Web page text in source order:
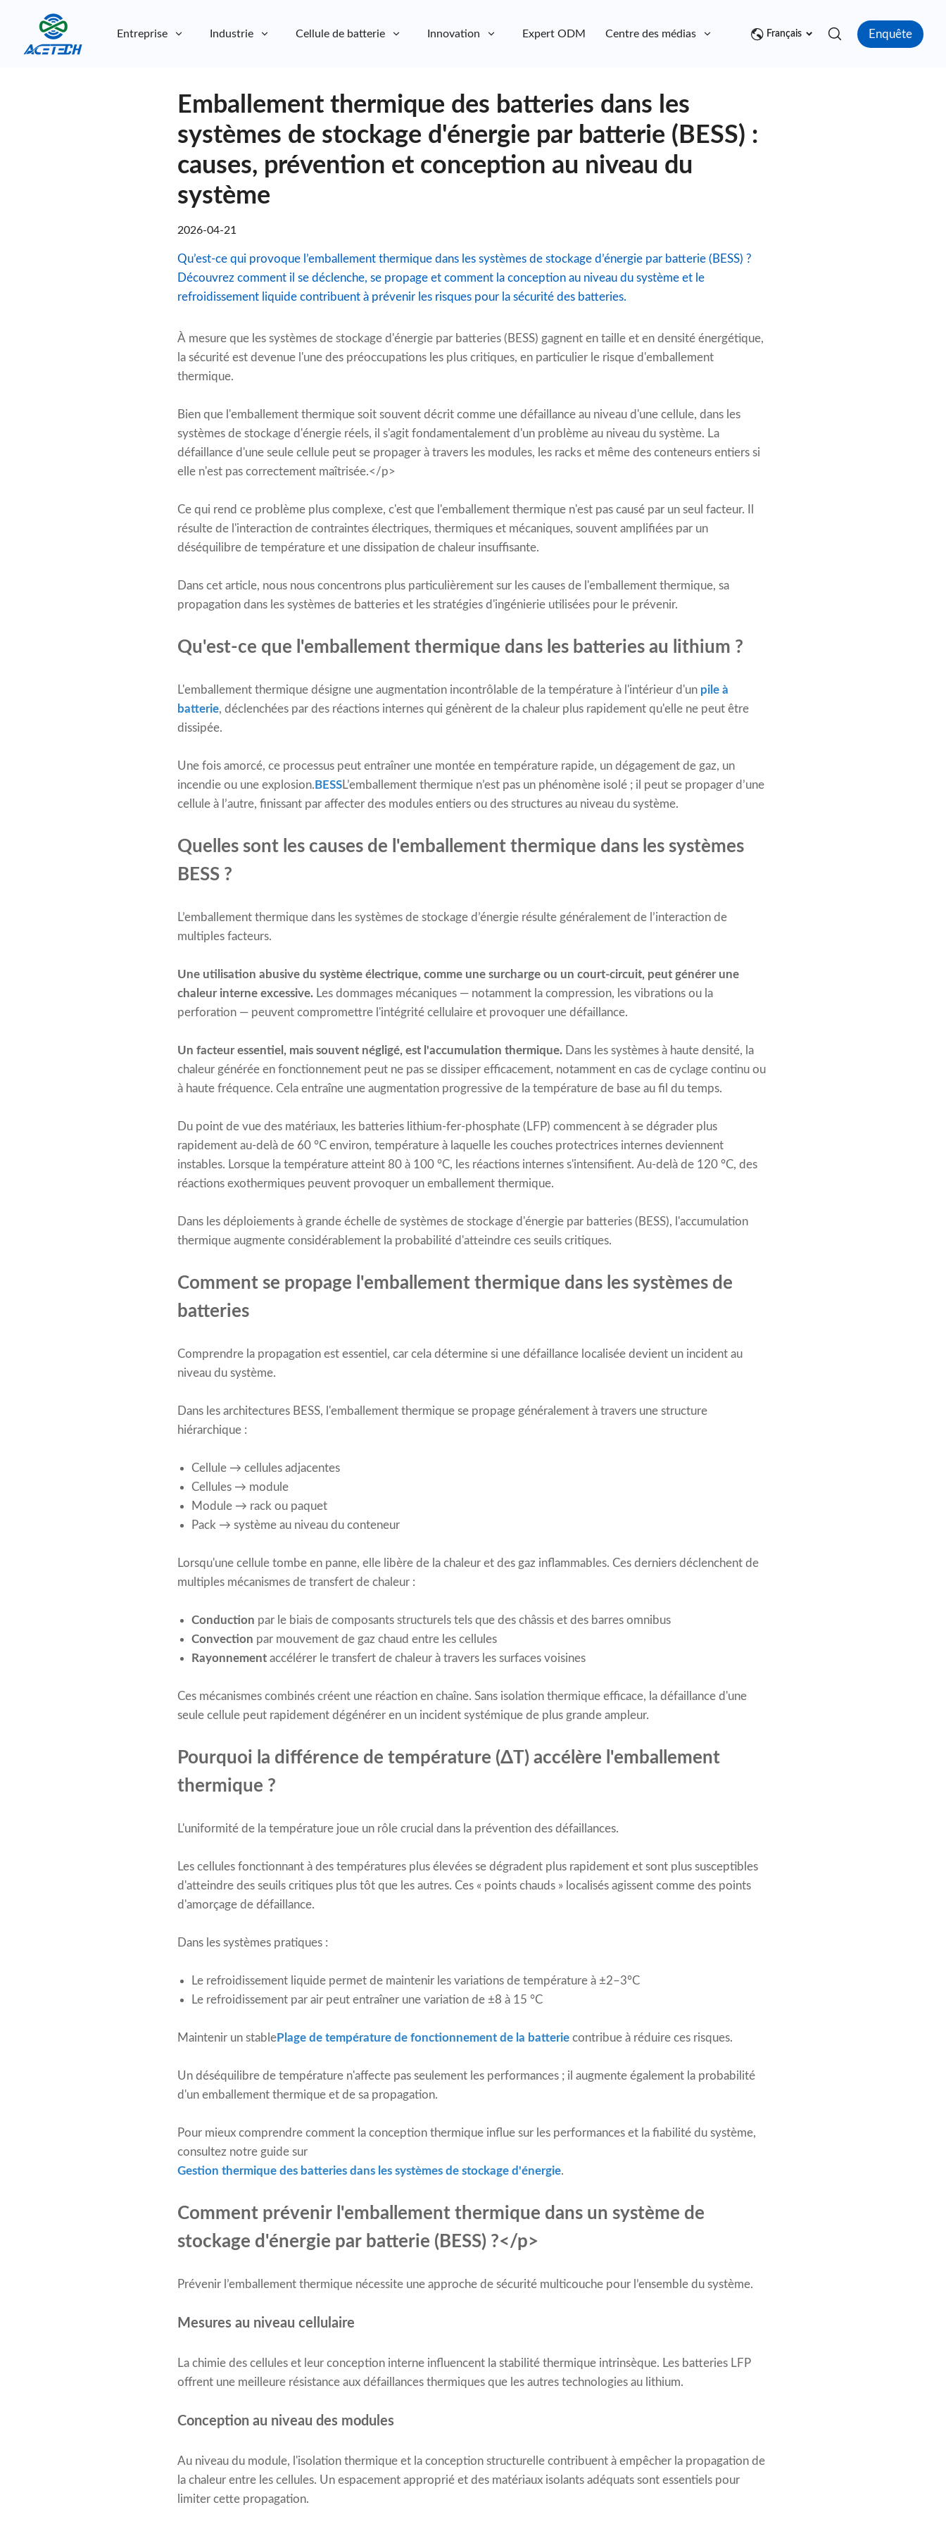
Entreprise Industrie Cellule de batterie Innovation Expert ODM Centre des médias ContactFrançais Enquête
Emballement thermique des batteries dans les
systèmes de stockage d'énergie par batterie (BESS) :
causes, prévention et conception au niveau du
système
2026-04-21
Qu’est-ce qui provoque l’emballement thermique dans les systèmes de stockage d’énergie par batterie (BESS) ?
Découvrez comment il se déclenche, se propage et comment la conception au niveau du système et le
refroidissement liquide contribuent à prévenir les risques pour la sécurité des batteries.
À mesure que les systèmes de stockage d'énergie par batteries (BESS) gagnent en taille et en densité énergétique,
la sécurité est devenue l'une des préoccupations les plus critiques, en particulier le risque d'emballement
thermique.
Bien que l'emballement thermique soit souvent décrit comme une défaillance au niveau d'une cellule, dans les
systèmes de stockage d'énergie réels, il s'agit fondamentalement d'un problème au niveau du système. La
défaillance d'une seule cellule peut se propager à travers les modules, les racks et même des conteneurs entiers si
elle n'est pas correctement maîtrisée.</p>
Ce qui rend ce problème plus complexe, c'est que l'emballement thermique n'est pas causé par un seul facteur. Il
résulte de l'interaction de contraintes électriques, thermiques et mécaniques, souvent amplifiées par un
déséquilibre de température et une dissipation de chaleur insuffisante.
Dans cet article, nous nous concentrons plus particulièrement sur les causes de l'emballement thermique, sa
propagation dans les systèmes de batteries et les stratégies d'ingénierie utilisées pour le prévenir.
Qu'est-ce que l'emballement thermique dans les batteries au lithium ?
L'emballement thermique désigne une augmentation incontrôlable de la température à l'intérieur d'un pile à
batterie, déclenchées par des réactions internes qui génèrent de la chaleur plus rapidement qu'elle ne peut être
dissipée.
Une fois amorcé, ce processus peut entraîner une montée en température rapide, un dégagement de gaz, un
incendie ou une explosion. BESSL’emballement thermique n’est pas un phénomène isolé ; il peut se propager d’une
cellule à l’autre, finissant par affecter des modules entiers ou des structures au niveau du système.
Quelles sont les causes de l'emballement thermique dans les systèmes
BESS ?
L’emballement thermique dans les systèmes de stockage d’énergie résulte généralement de l’interaction de
multiples facteurs.
Une utilisation abusive du système électrique, comme une surcharge ou un court-circuit, peut générer une
chaleur interne excessive. Les dommages mécaniques — notamment la compression, les vibrations ou la
perforation — peuvent compromettre l'intégrité cellulaire et provoquer une défaillance.
Un facteur essentiel, mais souvent négligé, est l'accumulation thermique. Dans les systèmes à haute densité, la
chaleur générée en fonctionnement peut ne pas se dissiper efficacement, notamment en cas de cyclage continu ou
à haute fréquence. Cela entraîne une augmentation progressive de la température de base au fil du temps.
Du point de vue des matériaux, les batteries lithium-fer-phosphate (LFP) commencent à se dégrader plus
rapidement au-delà de 60 °C environ, température à laquelle les couches protectrices internes deviennent
instables. Lorsque la température atteint 80 à 100 °C, les réactions internes s'intensifient. Au-delà de 120 °C, des
réactions exothermiques peuvent provoquer un emballement thermique.
Dans les déploiements à grande échelle de systèmes de stockage d'énergie par batteries (BESS), l'accumulation
thermique augmente considérablement la probabilité d'atteindre ces seuils critiques.
Comment se propage l'emballement thermique dans les systèmes de
batteries
Comprendre la propagation est essentiel, car cela détermine si une défaillance localisée devient un incident au
niveau du système.
Dans les architectures BESS, l'emballement thermique se propage généralement à travers une structure
hiérarchique :
Cellule → cellules adjacentes
Cellules → module
Module → rack ou paquet
Pack → système au niveau du conteneur
Lorsqu'une cellule tombe en panne, elle libère de la chaleur et des gaz inflammables. Ces derniers déclenchent de
multiples mécanismes de transfert de chaleur :
Conduction par le biais de composants structurels tels que des châssis et des barres omnibus
Convection par mouvement de gaz chaud entre les cellules
Rayonnement accélérer le transfert de chaleur à travers les surfaces voisines
Ces mécanismes combinés créent une réaction en chaîne. Sans isolation thermique efficace, la défaillance d'une
seule cellule peut rapidement dégénérer en un incident systémique de plus grande ampleur.
Pourquoi la différence de température (ΔT) accélère l'emballement
thermique ?
L'uniformité de la température joue un rôle crucial dans la prévention des défaillances.
Les cellules fonctionnant à des températures plus élevées se dégradent plus rapidement et sont plus susceptibles
d'atteindre des seuils critiques plus tôt que les autres. Ces « points chauds » localisés agissent comme des points
d'amorçage de défaillance.
Dans les systèmes pratiques :
Le refroidissement liquide permet de maintenir les variations de température à ±2–3°C
Le refroidissement par air peut entraîner une variation de ±8 à 15 °C
Maintenir un stablePlage de température de fonctionnement de la batterie contribue à réduire ces risques.
Un déséquilibre de température n'affecte pas seulement les performances ; il augmente également la probabilité
d'un emballement thermique et de sa propagation.
Pour mieux comprendre comment la conception thermique influe sur les performances et la fiabilité du système,
consultez notre guide sur
Gestion thermique des batteries dans les systèmes de stockage d'énergie.
Comment prévenir l'emballement thermique dans un système de
stockage d'énergie par batterie (BESS) ?</p>
Prévenir l’emballement thermique nécessite une approche de sécurité multicouche pour l’ensemble du système.
Mesures au niveau cellulaire
La chimie des cellules et leur conception interne influencent la stabilité thermique intrinsèque. Les batteries LFP
offrent une meilleure résistance aux défaillances thermiques que les autres technologies au lithium.
Conception au niveau des modules
Au niveau du module, l'isolation thermique et la conception structurelle contribuent à empêcher la propagation de
la chaleur entre les cellules. Un espacement approprié et des matériaux isolants adéquats sont essentiels pour
limiter cette propagation.